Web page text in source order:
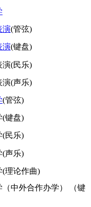
演(管弦)
演(键盘)
演(民乐)
演(声乐)
(管弦)
(键盘)
(民乐)
(声乐)
(理论作曲)
（中外合作办学） （键